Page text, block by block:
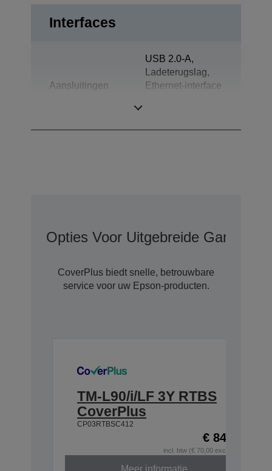
Interfaces
Aansluitingen
USB 2.0-A,
Ladeterugslag,
Ethernet-interface
Opties Voor Uitgebreide Garantie
CoverPlus biedt snelle, betrouwbare
service voor uw Epson-producten.
TM-L90/i/LF 3Y RTBS
CoverPlus
CP03RTBSC412
€ 84,70
incl. btw (€ 70,00 excl. btw)
Meer informatie